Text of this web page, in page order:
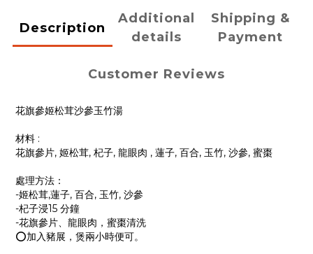
Description
Additional
details
Shipping &
Payment
Customer Reviews
花旗參姬松茸沙參玉竹湯
材料 :
花旗參片, 姬松茸, 杞子, 龍眼肉 , 蓮子, 百合, 玉竹, 沙參, 蜜棗
處理方法：
-姬松茸,蓮子, 百合, 玉竹, 沙參
-杞子浸15 分鐘
-花旗參片、龍眼肉，蜜棗清洗
⭕️加入豬展，煲兩小時便可。